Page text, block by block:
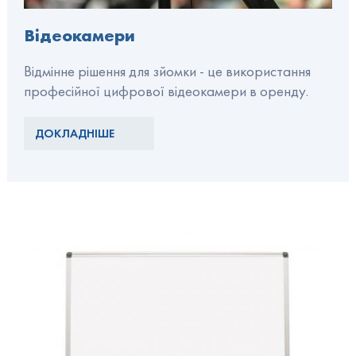
Відеокамери
Відмінне рішення для зйомки - це використання
професійної цифрової відеокамери в оренду.
ДОКЛАДНІШЕ